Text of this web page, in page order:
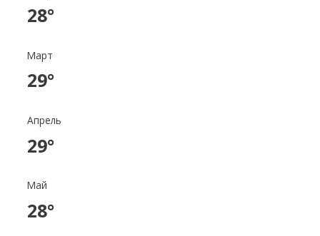
28°
Март
29°
Апрель
29°
Май
28°